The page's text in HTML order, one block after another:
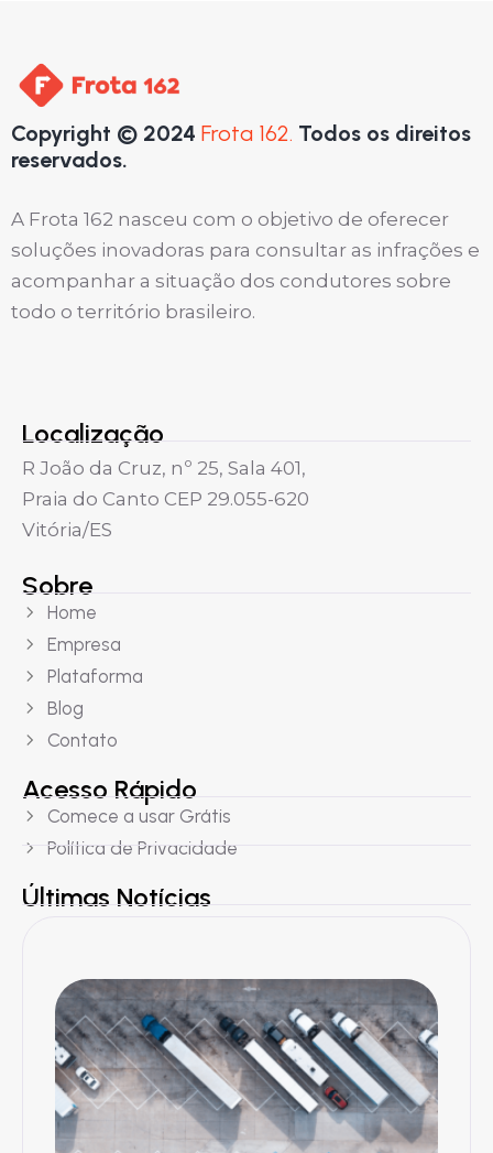
Copyright © 2024 Frota 162. Todos os direitos
reservados.
A Frota 162 nasceu com o objetivo de oferecer
soluções inovadoras para consultar as infrações e
acompanhar a situação dos condutores sobre
todo o território brasileiro.
Localização
R João da Cruz, nº 25, Sala 401,
Praia do Canto CEP 29.055-620
Vitória/ES
Sobre
Home
Empresa
Plataforma
Blog
Contato
Acesso Rápido
Comece a usar Grátis
Política de Privacidade
Últimas Notícias